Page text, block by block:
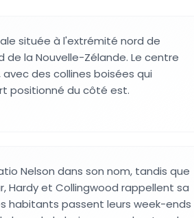
située à l'extrémité nord de
de la Nouvelle-Zélande. Le centre
des collines boisées qui
positionné du côté est.
Nelson dans son nom, tandis que
Hardy et Collingwood rappellent sa
habitants passent leurs week-ends